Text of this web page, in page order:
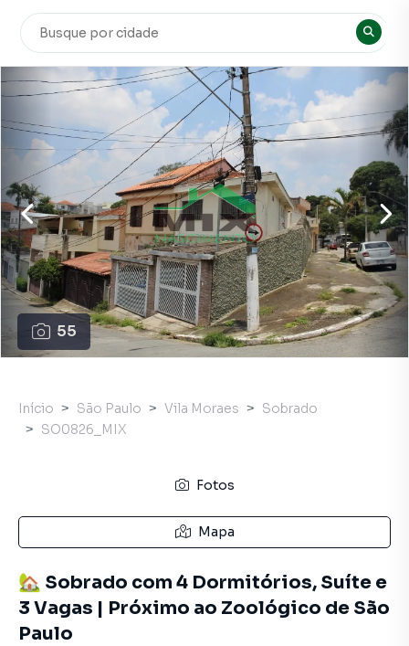
55
Início São Paulo Vila Moraes
Sobrado
SO0826_MIX
Fotos
Mapa
🏡 Sobrado com 4 Dormitórios, Suíte e
3 Vagas | Próximo ao Zoológico de São
Paulo